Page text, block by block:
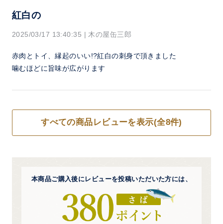
紅白の
2025/03/17 13:40:35 | 木の屋缶三郎
赤肉とトイ、縁起のいい!?紅白の刺身で頂きました
噛むほどに旨味が広がります
すべての商品レビューを表示(全8件)
本商品ご購入後にレビューを投稿いただいた方には、